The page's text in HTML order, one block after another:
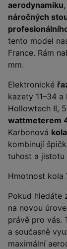
aerodynamiku
náročných
tento model
France. Rám
mm.
Elektronické
kazety 11–34
Hollowtech II,
wattmeterem
Karbonová
kombinují
tuhost a jistotu
Hmotnost kola
Pokud hledáte
na novou
právě pro vás.
a současně
maximální